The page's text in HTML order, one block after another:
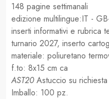
148 pagine settimanali
edizione multilingue:IT -
inserti informativi e rubrica
turnario 2027, inserto
materiale: poliuretano
f.to: 8x15 cm ca
AST20Astuccio su richiesta
Imballo: 100 pz.